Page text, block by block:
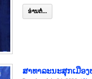
ອ່ານຕໍ່...
ສາທາລະນະສຸກເມືອ